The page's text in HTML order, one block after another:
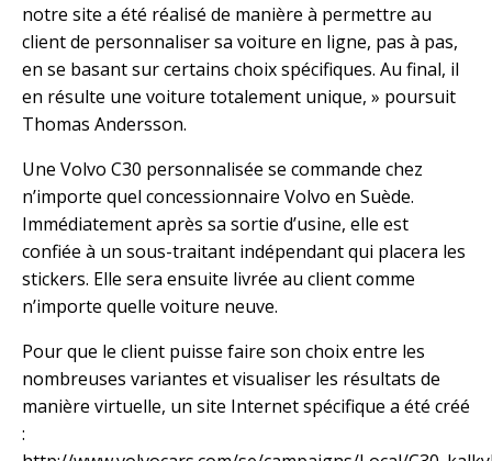
notre site a été réalisé de manière à permettre au
client de personnaliser sa voiture en ligne, pas à pas,
en se basant sur certains choix spécifiques. Au final, il
en résulte une voiture totalement unique, » poursuit
Thomas Andersson.
Une Volvo C30 personnalisée se commande chez
n’importe quel concessionnaire Volvo en Suède.
Immédiatement après sa sortie d’usine, elle est
confiée à un sous-traitant indépendant qui placera les
stickers. Elle sera ensuite livrée au client comme
n’importe quelle voiture neuve.
Pour que le client puisse faire son choix entre les
nombreuses variantes et visualiser les résultats de
manière virtuelle, un site Internet spécifique a été créé
: